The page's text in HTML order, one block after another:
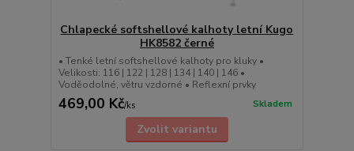
Chlapecké softshellové kalhoty letní Kugo
HK8582 černé
• Tenké letní softshellové kalhoty pro kluky •
Velikosti: 116 | 122 | 128 | 134 | 140 | 146 •
Voděodolné, větru vzdorné • Reflexní prvky
469,00 Kč/ks Skladem
Zvolit variantu